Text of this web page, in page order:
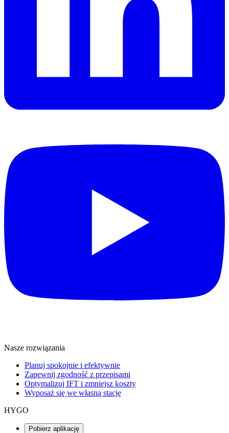
Nasze rozwiązania
Planuj spokojnie i efektywnie
Zapewnij zgodność z przepisami
Optymalizuj IFT i zmniejsz koszty
Wyposaż się we własną stację
HYGO
Pobierz aplikację